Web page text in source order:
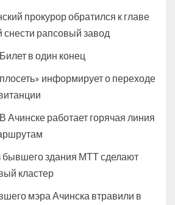
прокурор обратился к главе
снести рапсовый завод
Билет в один конец
информирует о переходе
В Ачинске работает горячая линия
бывшего здания МТТ сделают
кластер
мэра Ачинска втравили в